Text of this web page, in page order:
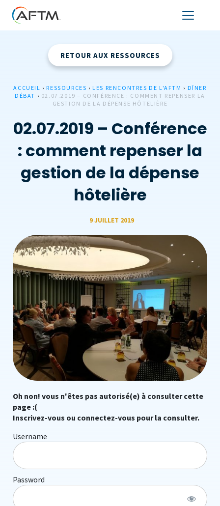
RETOUR AUX RESSOURCES
ACCUEIL › RESSOURCES › LES RENCONTRES DE L'AFTM › DÎNER
DÉBAT › 02.07.2019 – CONFÉRENCE : COMMENT REPENSER LA
GESTION DE LA DÉPENSE HÔTELIÈRE
02.07.2019 – Conférence
: comment repenser la
gestion de la dépense
hôtelière
9 JUILLET 2019
Oh non! vous n'êtes pas autorisé(e) à consulter cette
page :(
Inscrivez-vous ou connectez-vous pour la consulter.
Username
Password